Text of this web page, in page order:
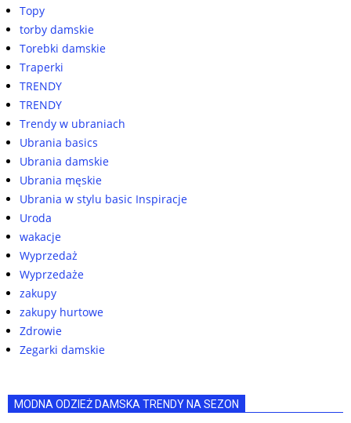
Topy
torby damskie
Torebki damskie
Traperki
TRENDY
TRENDY
Trendy w ubraniach
Ubrania basics
Ubrania damskie
Ubrania męskie
Ubrania w stylu basic Inspiracje
Uroda
wakacje
Wyprzedaż
Wyprzedaże
zakupy
zakupy hurtowe
Zdrowie
Zegarki damskie
MODNA ODZIEŻ DAMSKA TRENDY NA SEZON